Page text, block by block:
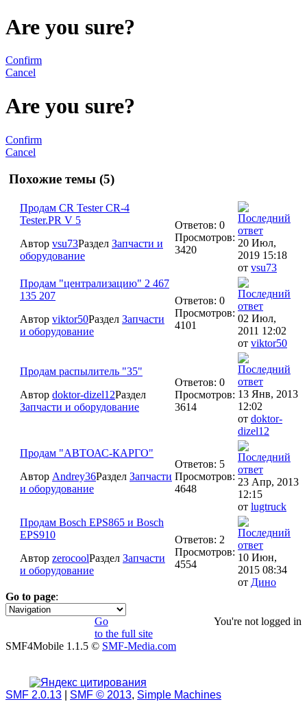
Are you sure?
Confirm
Cancel
Are you sure?
Confirm
Cancel
Похожие темы (5)
Продам CR Tester CR-4
Tester.PR V 5
Автор vsu73Раздел Запчасти и
оборудование
Ответов: 0
Просмотров:
3420
20 Июл,
2019 15:18
от vsu73
Продам "централизацию" 2 467
135 207
Автор viktor50Раздел Запчасти
и оборудование
Ответов: 0
Просмотров:
4101
02 Июл,
2011 12:02
от viktor50
Продам распылитель "35"
Автор doktor-dizel12Раздел
Запчасти и оборудование
Ответов: 0
Просмотров:
3614
13 Янв, 2013
12:02
от doktor-
dizel12
Продам "АВТОАС-КАРГО"
Автор Andrey36Раздел Запчасти
и оборудование
Ответов: 5
Просмотров:
4648
23 Апр, 2013
12:15
от lugtruck
Продам Bosch EPS865 и Bosch
EPS910
Автор zerocoolРаздел Запчасти
и оборудование
Ответов: 2
Просмотров:
4554
10 Июн,
2015 08:34
от Дино
Go to page:
1 2 »
You're not logged in
Go
to the full site
SMF4Mobile 1.1.5 © SMF-Media.com
SMF 2.0.13 SMF © 2013, Simple Machines